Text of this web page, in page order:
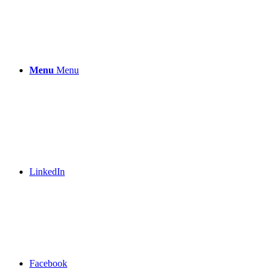
Menu Menu
LinkedIn
Facebook